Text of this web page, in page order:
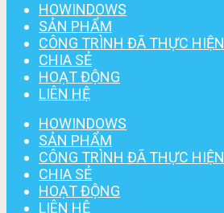
HOWINDOWS
SẢN PHẨM
CÔNG TRÌNH ĐÃ THỰC HIỆN
CHIA SẺ
HOẠT ĐỘNG
LIÊN HỆ
HOWINDOWS
SẢN PHẨM
CÔNG TRÌNH ĐÃ THỰC HIỆN
CHIA SẺ
HOẠT ĐỘNG
LIÊN HỆ